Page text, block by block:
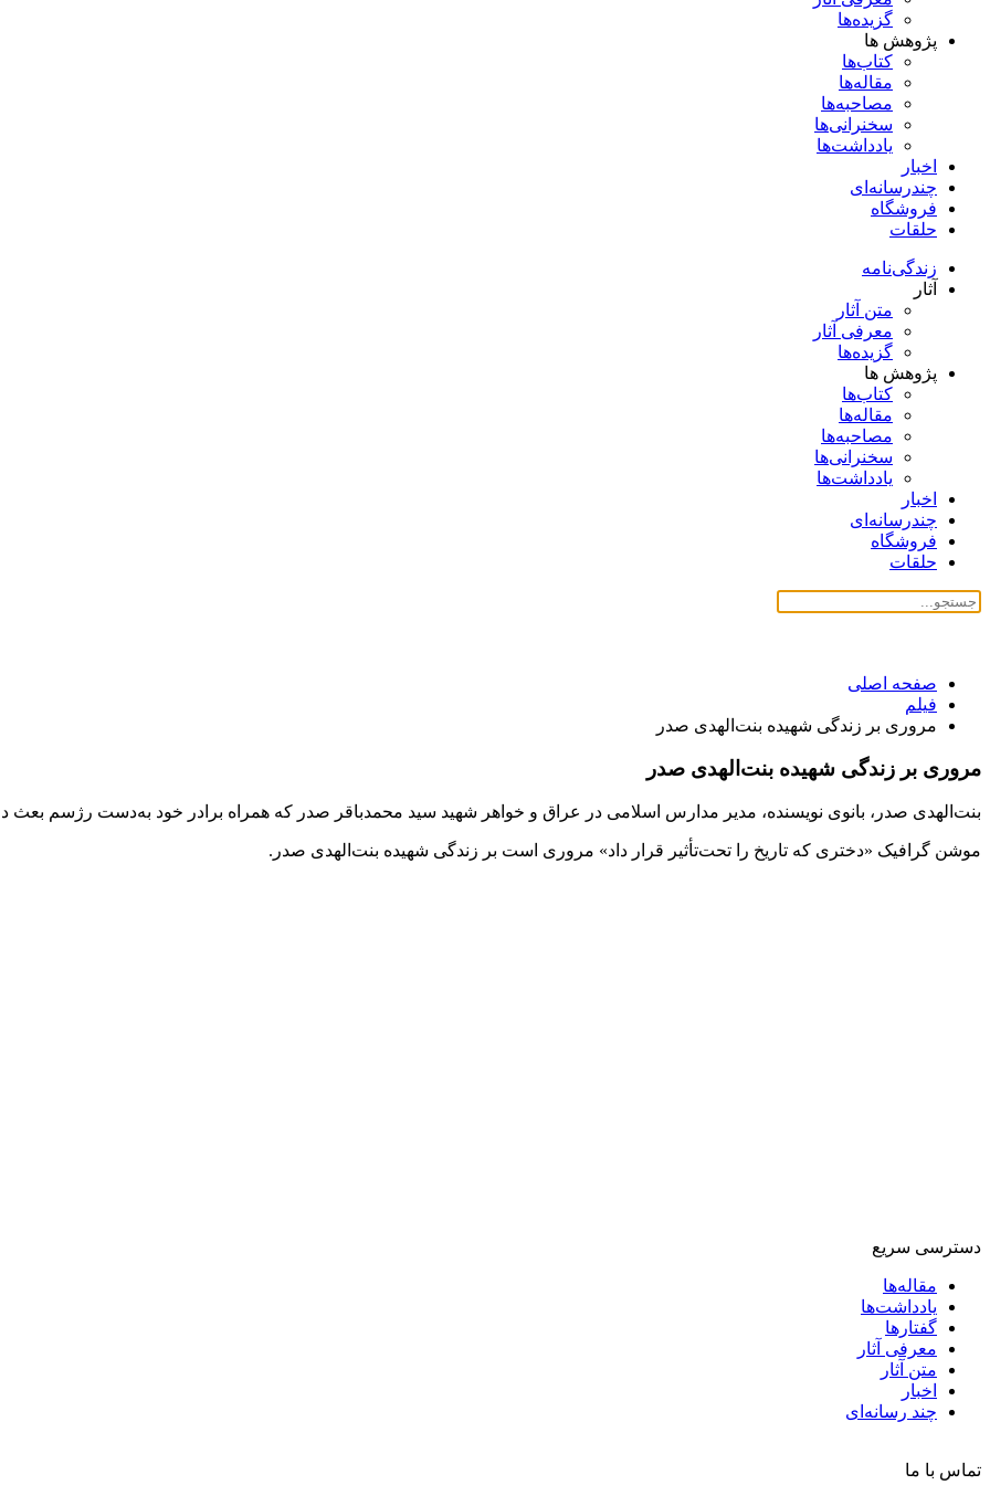
گزیده‌ها
پژوهش ها
کتاب‌ها
مقاله‌ها
مصاحبه‌ها
سخنرانی‌ها
یادداشت‌ها
اخبار
چندرسانه‌ای
فروشگاه
حلقات
زندگی‌نامه
آثار
متن آثار
معرفی آثار
گزیده‌ها
پژوهش ها
کتاب‌ها
مقاله‌ها
مصاحبه‌ها
سخنرانی‌ها
یادداشت‌ها
اخبار
چندرسانه‌ای
فروشگاه
حلقات
صفحه اصلی
فیلم
مروری بر زندگی شهیده بنت‌الهدی صدر
مروری بر زندگی شهیده بنت‌الهدی صدر
بنت‌الهدی صدر، بانوی نویسنده، مدیر مدارس اسلامی در عراق و خواهر شهید سید محمدباقر صدر که همراه برادر خود به‌دست رژسم بعث در ۱۹ فروردین سال ۱۳۵۹ به شهادت
موشن گرافیک «دختری که تاریخ را تحت‌تأثیر قرار داد» مروری است بر زندگی شهیده بنت‌الهدی صدر.
دسترسی سریع
مقاله‌ها
یادداشت‌ها
گفتارها
معرفی آثار
متن آثار
اخبار
چند رسانه‌ای
تماس با ما